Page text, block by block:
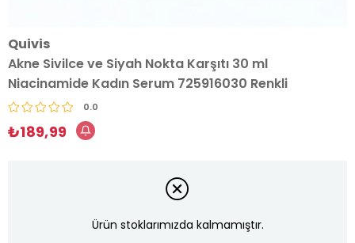
Quivis
Akne Sivilce ve Siyah Nokta Karşıtı 30 ml
Niacinamide Kadın Serum 725916030 Renkli
0.0
₺189,99
Ürün stoklarımızda kalmamıştır.